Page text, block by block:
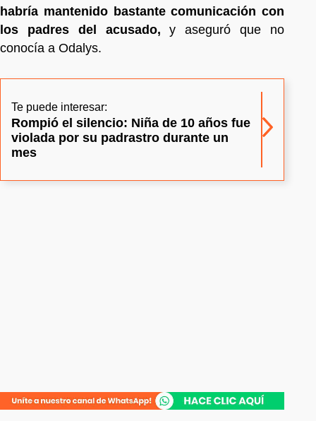
habría mantenido bastante comunicación con
los padres del acusado, y aseguró que no
conocía a Odalys.
Te puede interesar:
Rompió el silencio: Niña de 10 años fue
violada por su padrastro durante un
mes